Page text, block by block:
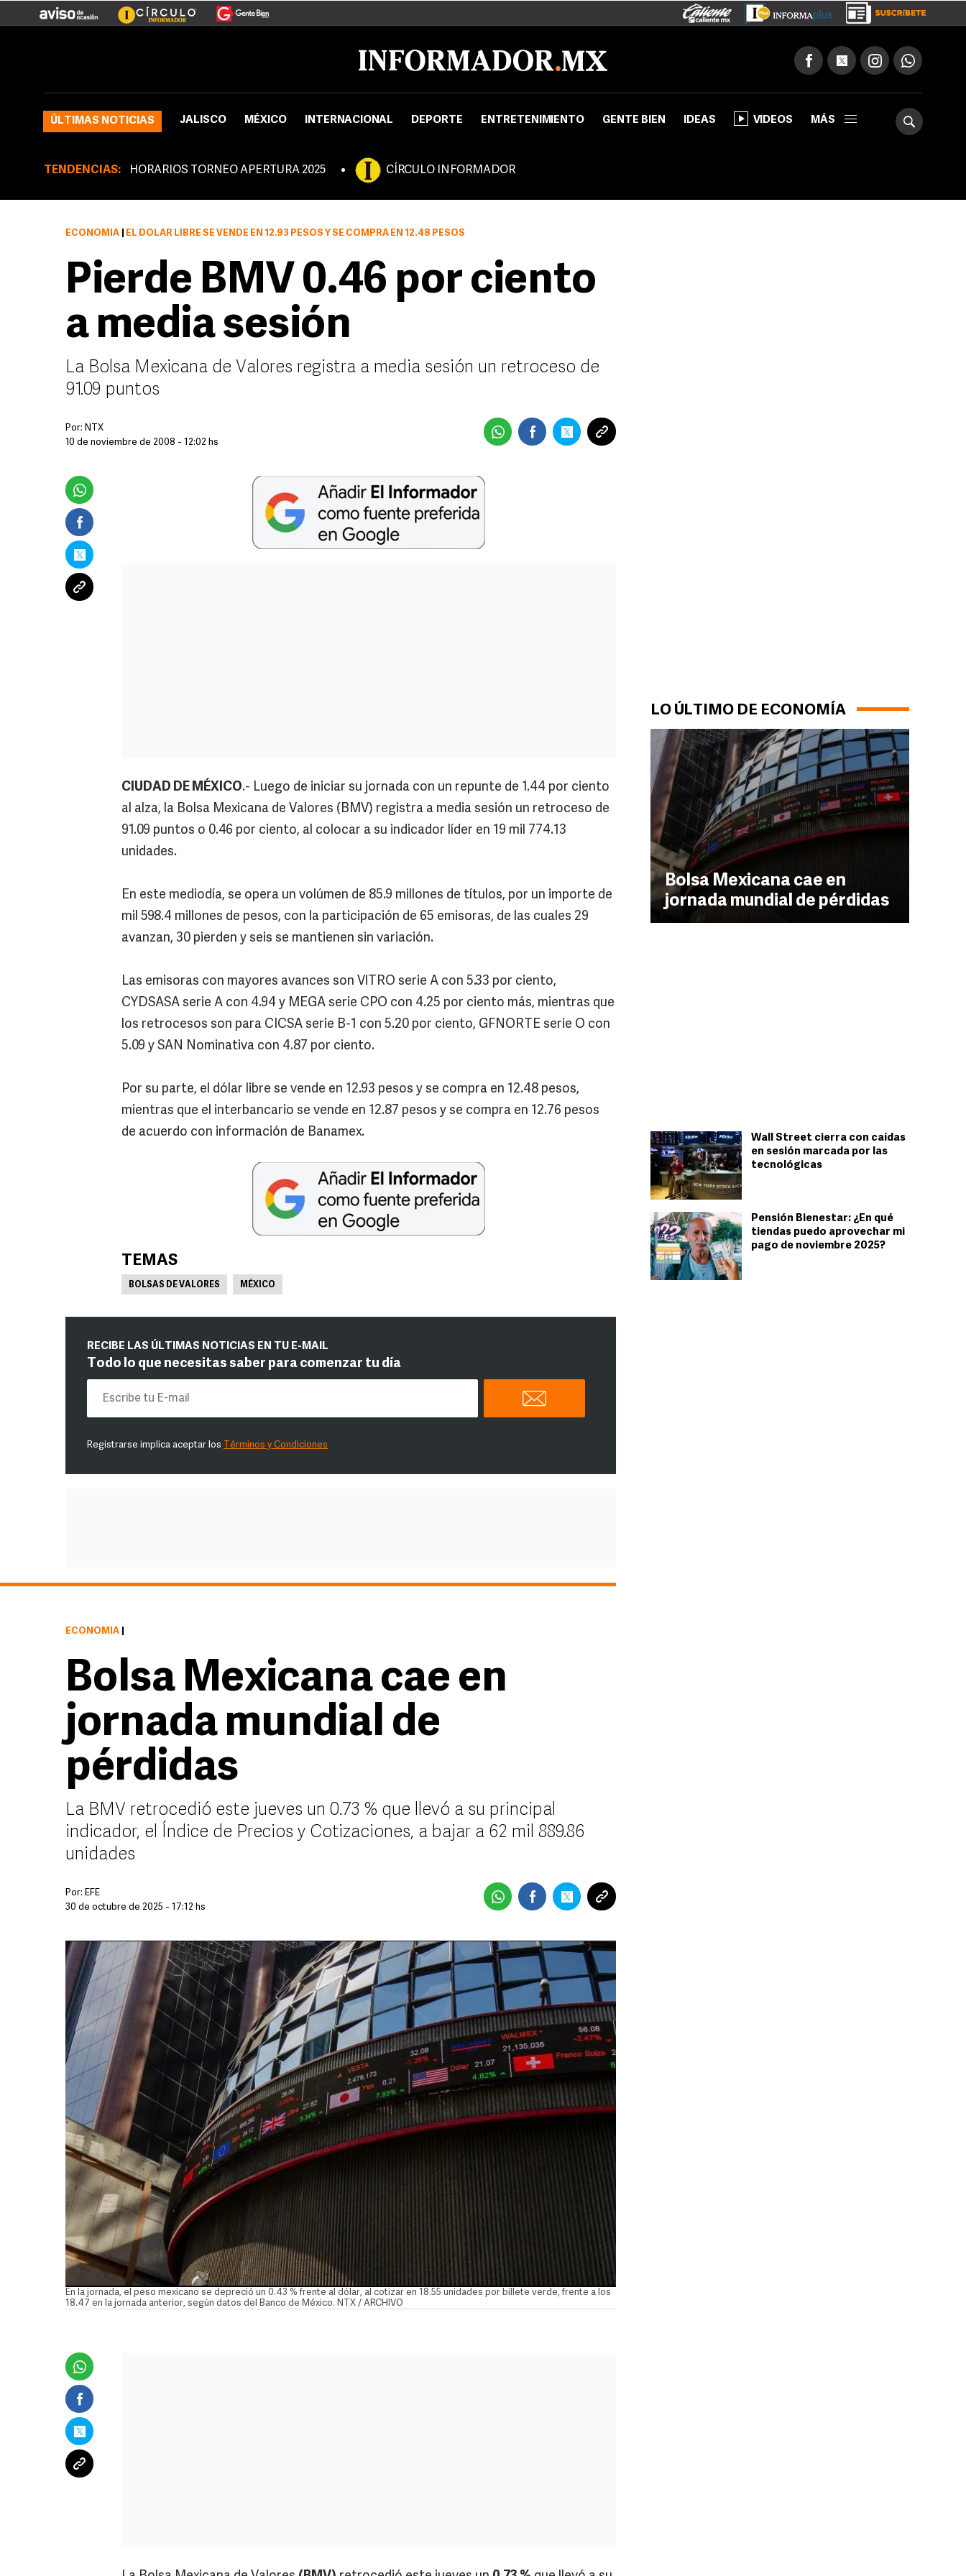
ÚLTIMAS NOTICIAS JALISCO MÉXICO INTERNACIONAL DEPORTE ENTRETENIMIENTO GENTE BIEN IDEAS VIDEOS MÁS
TENDENCIAS: HORARIOS TORNEO APERTURA 2025 CÍRCULO INFORMADOR
LO ÚLTIMO DE ECONOMÍA
Bolsa Mexicana cae en
jornada mundial de pérdidas
Wall Street cierra con caídas
en sesión marcada por las
tecnológicas
Pensión Bienestar: ¿En qué
tiendas puedo aprovechar mi
pago de noviembre 2025?
ECONOMÍA EL DÓLAR LIBRE SE VENDE EN 12.93 PESOS Y SE COMPRA EN 12.48 PESOS
Pierde BMV 0.46 por ciento
a media sesión
La Bolsa Mexicana de Valores registra a media sesión un retroceso de
91.09 puntos
Por: NTX
10 de noviembre de 2008 - 12:02 hs
CIUDAD DE MÉXICO.- Luego de iniciar su jornada con un repunte de 1.44 por ciento
al alza, la Bolsa Mexicana de Valores (BMV) registra a media sesión un retroceso de
91.09 puntos o 0.46 por ciento, al colocar a su indicador líder en 19 mil 774.13
unidades.
En este mediodía, se opera un volúmen de 85.9 millones de títulos, por un importe de
mil 598.4 millones de pesos, con la participación de 65 emisoras, de las cuales 29
avanzan, 30 pierden y seis se mantienen sin variación.
Las emisoras con mayores avances son VITRO serie A con 5.33 por ciento,
CYDSASA serie A con 4.94 y MEGA serie CPO con 4.25 por ciento más, mientras que
los retrocesos son para CICSA serie B-1 con 5.20 por ciento, GFNORTE serie O con
5.09 y SAN Nominativa con 4.87 por ciento.
Por su parte, el dólar libre se vende en 12.93 pesos y se compra en 12.48 pesos,
mientras que el interbancario se vende en 12.87 pesos y se compra en 12.76 pesos
de acuerdo con información de Banamex.
TEMAS
BOLSAS DE VALORES MÉXICO
RECIBE LAS ÚLTIMAS NOTICIAS EN TU E-MAIL
Todo lo que necesitas saber para comenzar tu día
Registrarse implica aceptar los Términos y Condiciones
ECONOMÍA
Bolsa Mexicana cae en
jornada mundial de
pérdidas
La BMV retrocedió este jueves un 0.73 % que llevó a su principal
indicador, el Índice de Precios y Cotizaciones, a bajar a 62 mil 889.86
unidades
Por: EFE
30 de octubre de 2025 - 17:12 hs
En la jornada, el peso mexicano se depreció un 0.43 % frente al dólar, al cotizar en 18.55 unidades por billete verde, frente a los
18.47 en la jornada anterior, según datos del Banco de México. NTX / ARCHIVO